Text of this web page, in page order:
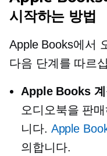
시작하는 방법
Apple Books에서
다음 단계를 따르
Apple Books 계
오디오북을 판
니다. Apple
의합니다.